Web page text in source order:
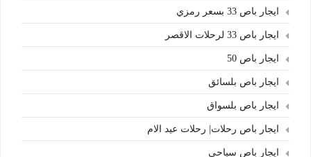
ايجار باص 33 بسعر رمزي
ايجار باص 33 لرحلات الاقصر
ايجار باص 50
ايجار باص بلسائق
ايجار باص بلسواق
ايجار باص رحلات| رحلات عيد الام
ايجار باص سياحي